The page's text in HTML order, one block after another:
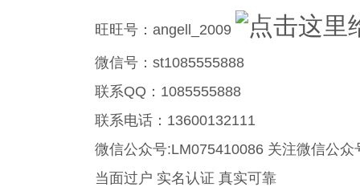
旺旺号：angell_2009
微信号：st1085555888
联系QQ：1085555888
联系电话：13600132111
微信公众号:LM075410086 关注微信公
当面过户 实名认证 真实可靠